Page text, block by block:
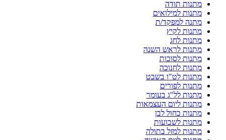
מתנות תודה
מתנות למילואים
מתנה למפקד/ת
מתנות לקיץ
מתנות לחג
מתנות לראש השנה
מתנות לסוכות
מתנות לחנוכה
מתנות לט"ו בשבט
מתנות לפורים
מתנות לל"ג בעומר
מתנות ליום העצמאות
מתנות כחול לבן
מתנות לשבועות
מתנות למזל בתולה